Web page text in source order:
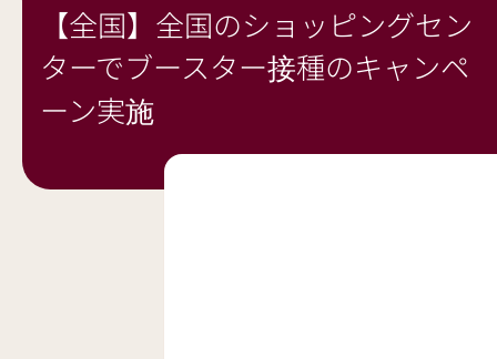
【全国】全国のショッピングセン
ターでブースター接種のキャンペ
ーン実施